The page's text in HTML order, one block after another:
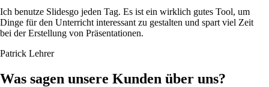
Ich benutze Slidesgo jeden Tag. Es ist ein wirklich gutes Tool, um
Dinge für den Unterricht interessant zu gestalten und spart viel Zeit
bei der Erstellung von Präsentationen.
Patrick Lehrer
Was sagen unsere Kunden über uns?